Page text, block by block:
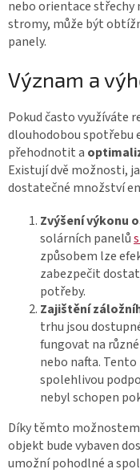
nebo orientace střechy
stromy, může být
panely.
Význam a
Pokud často využíváte
dlouhodobou spotřebu
přehodnotit a
Existují dvě možnosti,
dostatečné množství
Zvýšení výkonu
solárních panelů
způsobem lze
zabezpečit
potřeby.
Zajištění
trhu jsou
fungovat na
nebo nafta.
spolehlivou
nebyl schopen
Díky těmto
objekt bude vybaven
umožní pohodlné a